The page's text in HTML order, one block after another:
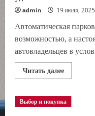
на
admin 19 июля, 2025
Автоматическая
возможностью, а
автовладельцев в
Читать далееПрочитать
больше
парковки
Выбор и покупка